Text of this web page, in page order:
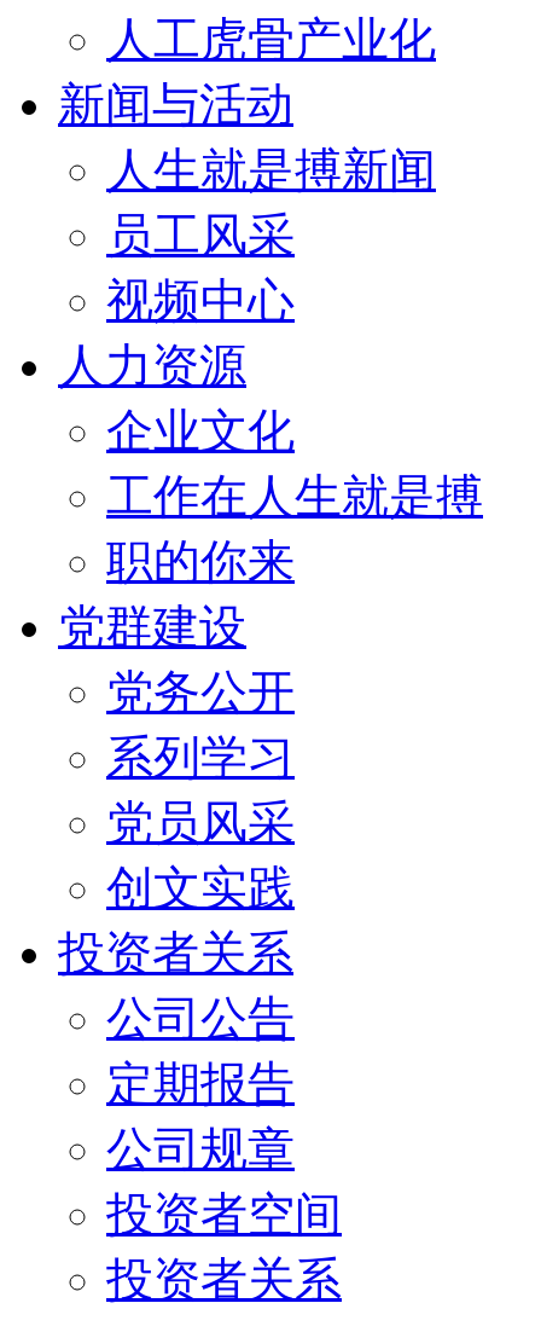
人工虎骨产业化
新闻与活动
人生就是搏新闻
员工风采
视频中心
人力资源
企业文化
工作在人生就是搏
职的你来
党群建设
党务公开
系列学习
党员风采
创文实践
投资者关系
公司公告
定期报告
公司规章
投资者空间
投资者关系